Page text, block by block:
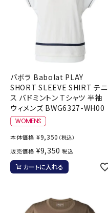
バボラ Babolat PLAY
SHORT SLEEVE SHIRT テニ
ス バドミントン Tシャツ 半袖
ウィメンズ BWG6327-WH00
本体価格 ¥9,350 （税込）
販売価格 ¥9,350 税込
カートに入れる